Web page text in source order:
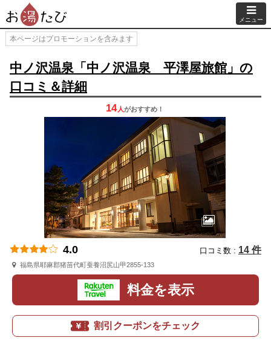
メニュー
本ページはプロモーションを含みます
中ノ沢温泉「中ノ沢温泉 平澤屋旅館」の
口コミ＆詳細
14 人がおすすめ！
4.0 口コミ数 : 14 件
福島県耶麻郡猪苗代町蚕養沼尻山甲2855-133
料金を表示
割引クーポンをチェック